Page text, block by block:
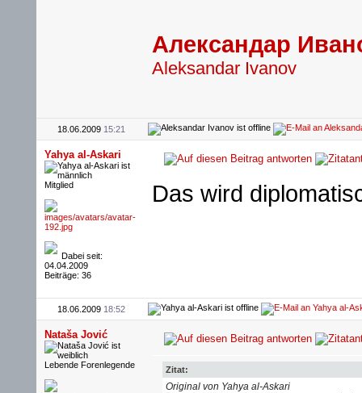
Александар
Aleksandar Ivanov
18.06.2009 15:21
Yahya al-Askari
Mitglied
Dabei seit:
04.04.2009
Beiträge: 36
Das wird
18.06.2009 18:52
Nataša Jović
Lebende Forenlegende Zitat:
Original von Yahya al-Askari